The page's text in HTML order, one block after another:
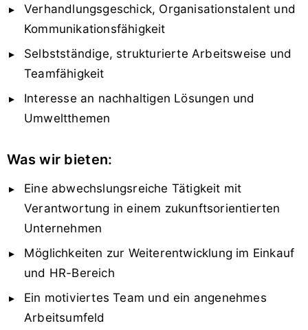
Verhandlungsgeschick, Organisationstalent und
Kommunikationsfähigkeit
Selbstständige, strukturierte Arbeitsweise und
Teamfähigkeit
Interesse an nachhaltigen Lösungen und
Umweltthemen
Was wir bieten:
Eine abwechslungsreiche Tätigkeit mit
Verantwortung in einem zukunftsorientierten
Unternehmen
Möglichkeiten zur Weiterentwicklung im Einkauf
und HR-Bereich
Ein motiviertes Team und ein angenehmes
Arbeitsumfeld